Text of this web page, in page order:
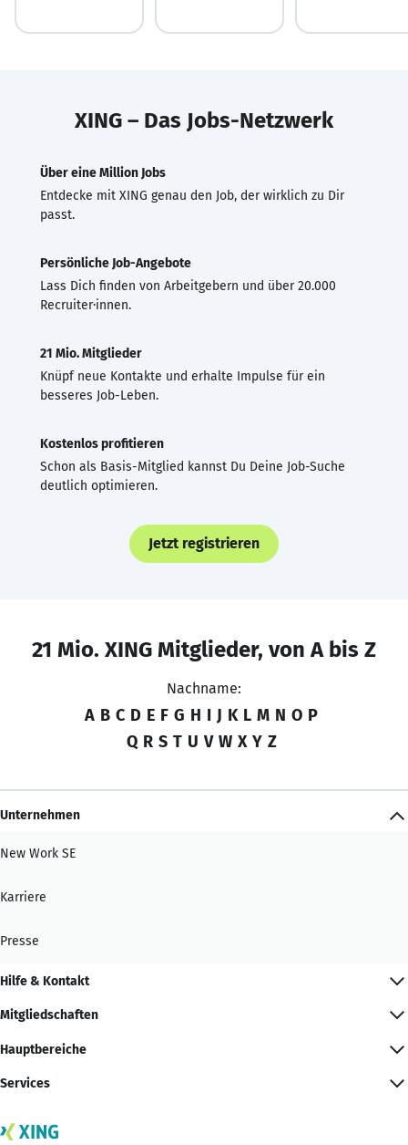
XING – Das Jobs-Netzwerk
Über eine Million Jobs
Entdecke mit XING genau den Job, der wirklich zu Dir
passt.
Persönliche Job-Angebote
Lass Dich finden von Arbeitgebern und über 20.000
Recruiter·innen.
21 Mio. Mitglieder
Knüpf neue Kontakte und erhalte Impulse für ein
besseres Job-Leben.
Kostenlos profitieren
Schon als Basis-Mitglied kannst Du Deine Job-Suche
deutlich optimieren.
Jetzt registrieren
21 Mio. XING Mitglieder, von A bis Z
Nachname:
A B C D E F G H I J K L M N O P
Q R S T U V W X Y Z
Unternehmen
New Work SE
Karriere
Presse
Hilfe & Kontakt
Mitgliedschaften
Hauptbereiche
Services